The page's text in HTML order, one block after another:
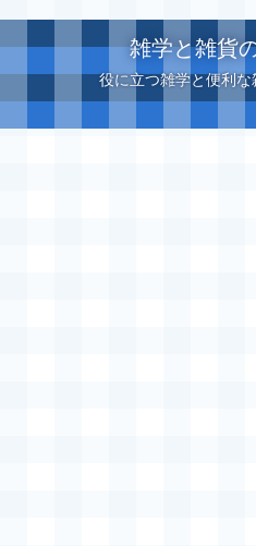
雑学と雑貨
役に立つ雑学と便利